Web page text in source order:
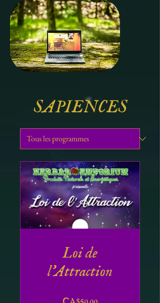
SAPIENCES
Loi de
l'Attraction